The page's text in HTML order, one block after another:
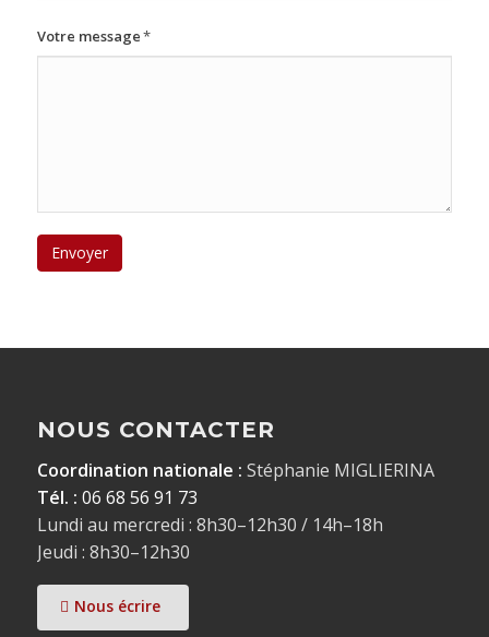
Votre message*
NOUS CONTACTER
Coordination nationale : Stéphanie MIGLIERINA
Tél. : 06 68 56 91 73
Lundi au mercredi : 8h30–12h30 / 14h–18h
Jeudi : 8h30–12h30
Nous écrire